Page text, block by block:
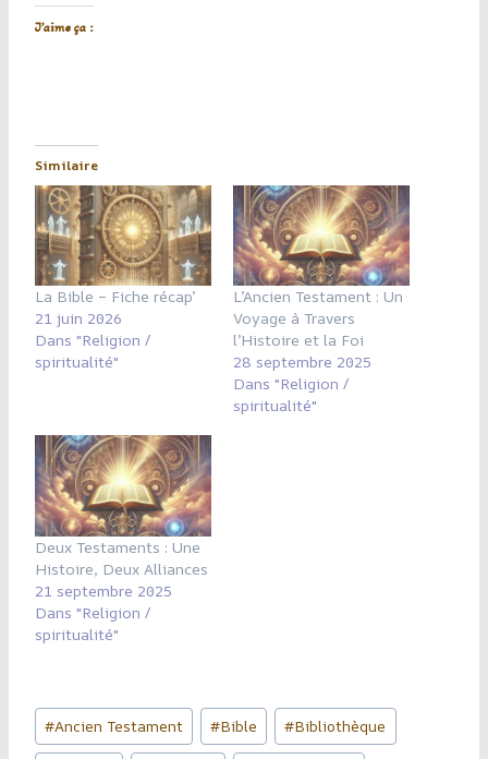
J’aime ça :
Similaire
La Bible – Fiche récap’
21 juin 2026
Dans "Religion /
spiritualité"
L’Ancien Testament : Un
Voyage à Travers
l’Histoire et la Foi
28 septembre 2025
Dans "Religion /
spiritualité"
Deux Testaments : Une
Histoire, Deux Alliances
21 septembre 2025
Dans "Religion /
spiritualité"
Étiquettes
de
#Ancien Testament #Bible #Bibliothèque